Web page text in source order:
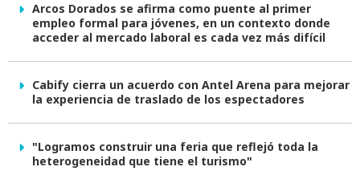
Arcos Dorados se afirma como puente al primer
empleo formal para jóvenes, en un contexto donde
acceder al mercado laboral es cada vez más difícil
Cabify cierra un acuerdo con Antel Arena para mejorar
la experiencia de traslado de los espectadores
"Logramos construir una feria que reflejó toda la
heterogeneidad que tiene el turismo"